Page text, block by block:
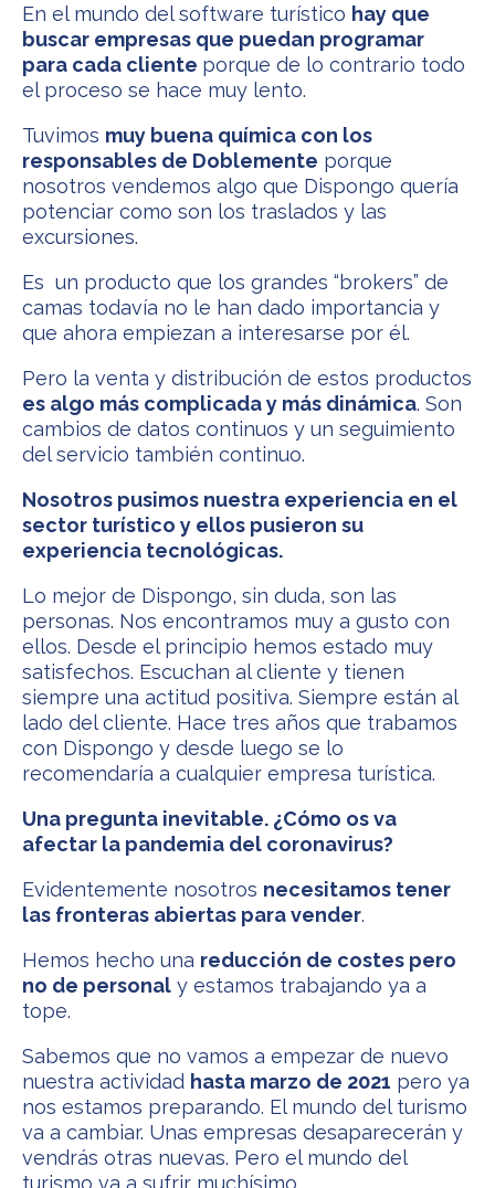
En el mundo del software turístico hay que
buscar empresas que puedan programar
para cada cliente porque de lo contrario todo
el proceso se hace muy lento.
Tuvimos muy buena química con los
responsables de Doblemente porque
nosotros vendemos algo que Dispongo quería
potenciar como son los traslados y las
excursiones.
Es un producto que los grandes “brokers” de
camas todavía no le han dado importancia y
que ahora empiezan a interesarse por él.
Pero la venta y distribución de estos productos
es algo más complicada y más dinámica. Son
cambios de datos continuos y un seguimiento
del servicio también continuo.
Nosotros pusimos nuestra experiencia en el
sector turístico y ellos pusieron su
experiencia tecnológicas.
Lo mejor de Dispongo, sin duda, son las
personas. Nos encontramos muy a gusto con
ellos. Desde el principio hemos estado muy
satisfechos. Escuchan al cliente y tienen
siempre una actitud positiva. Siempre están al
lado del cliente. Hace tres años que trabamos
con Dispongo y desde luego se lo
recomendaría a cualquier empresa turística.
Una pregunta inevitable. ¿Cómo os va
afectar la pandemia del coronavirus?
Evidentemente nosotros necesitamos tener
las fronteras abiertas para vender.
Hemos hecho una reducción de costes pero
no de personal y estamos trabajando ya a
tope.
Sabemos que no vamos a empezar de nuevo
nuestra actividad hasta marzo de 2021 pero ya
nos estamos preparando. El mundo del turismo
va a cambiar. Unas empresas desaparecerán y
vendrás otras nuevas. Pero el mundo del
turismo va a sufrir muchísimo.